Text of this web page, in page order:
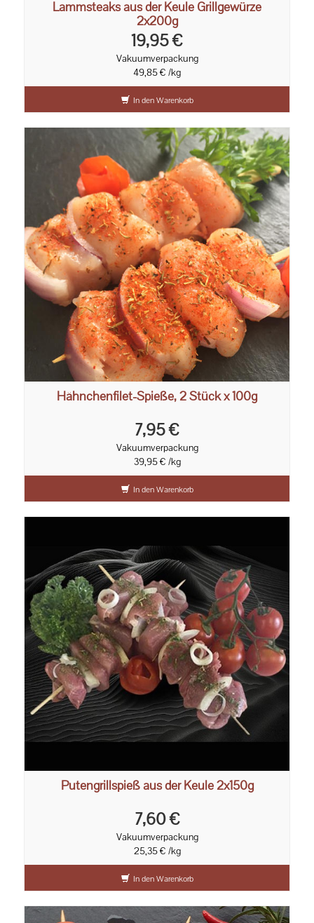
Lammsteaks aus der Keule Grillgewürze
2x200g
19,95 €
Vakuumverpackung
49,85 € /kg
In den Warenkorb
Hähnchenfilet-Spieße, 2 Stück x 100g
7,95 €
Vakuumverpackung
39,95 € /kg
In den Warenkorb
Putengrillspieß aus der Keule 2x150g
7,60 €
Vakuumverpackung
25,35 € /kg
In den Warenkorb